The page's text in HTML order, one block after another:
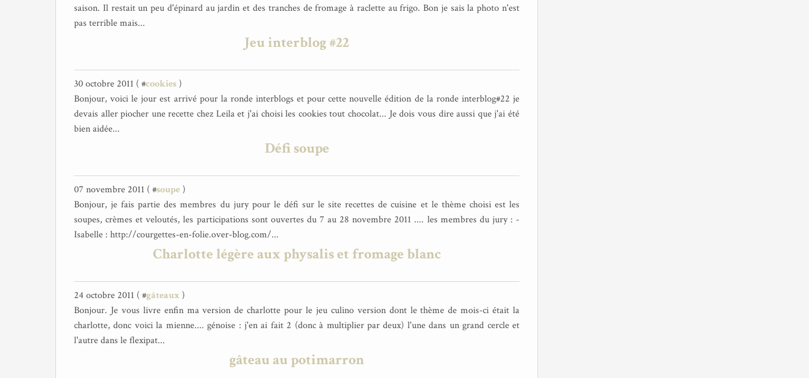
saison. Il restait un peu d'épinard au jardin et des tranches de fromage à raclette au frigo. Bon je sais la photo n'est
pas terrible mais...
Jeu interblog #22
30 octobre 2011 ( #cookies )
Bonjour, voici le jour est arrivé pour la ronde interblogs et pour cette nouvelle édition de la ronde interblog#22 je
devais aller piocher une recette chez Leila et j'ai choisi les cookies tout chocolat... Je dois vous dire aussi que j'ai été
bien aidée...
Défi soupe
07 novembre 2011 ( #soupe )
Bonjour, je fais partie des membres du jury pour le défi sur le site recettes de cuisine et le thème choisi est les
soupes, crèmes et veloutés, les participations sont ouvertes du 7 au 28 novembre 2011 .... les membres du jury : -
Isabelle : http://courgettes-en-folie.over-blog.com/...
Charlotte légère aux physalis et fromage blanc
24 octobre 2011 ( #gâteaux )
Bonjour. Je vous livre enfin ma version de charlotte pour le jeu culino version dont le thème de mois-ci était la
charlotte, donc voici la mienne.... génoise : j'en ai fait 2 (donc à multiplier par deux) l'une dans un grand cercle et
l'autre dans le flexipat...
gâteau au potimarron